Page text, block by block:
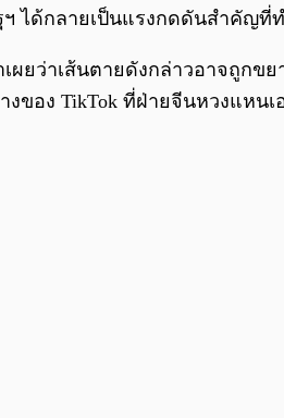
ได้กลายเป็นแรงกดดันสำคัญที่
เผยว่าเส้นตายดังกล่าวอาจถูก
ของ TikTok ที่ฝ่ายจีนหวงแหนเ